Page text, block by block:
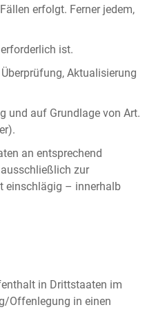
erfolgt. Ferner jedem,
ist.
Aktualisierung
und auf Grundlage von Art.
an entsprechend
zur
einschlägig – innerhalb
in Drittstaaten im
Offenlegung in einen